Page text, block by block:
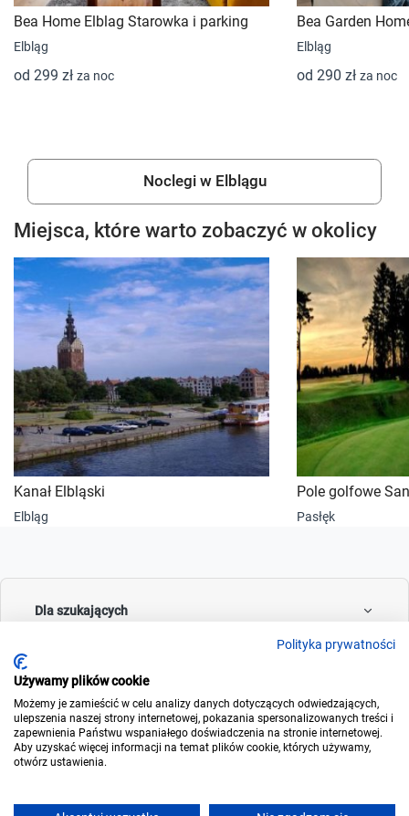
Bea Home Elblag Starowka i parking
Elbląg
od 299 zł za noc
Bea Garden
Elbląg
od 290 zł za noc
Noclegi w Elblągu
Miejsca, które warto zobaczyć w okolicy
Kanał Elbląski
Elbląg
Pole golfowe
Pasłęk
Dla szukających
Dla wynajmujących
Polityka prywatności
Używamy plików cookie
Możemy je zamieścić w celu analizy danych dotyczących odwiedzających,
ulepszenia naszej strony internetowej, pokazania spersonalizowanych treści i
zapewnienia Państwu wspaniałego doświadczenia na stronie internetowej.
Aby uzyskać więcej informacji na temat plików cookie, których używamy,
otwórz ustawienia.